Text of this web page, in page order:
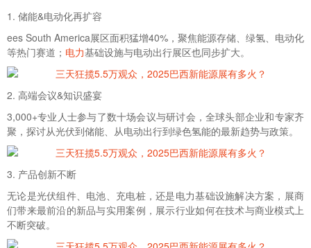
1. 储能&电动化再扩容
ees South America展区面积猛增40%，聚焦能源存储、绿氢、电动化
等热门赛道； 电力基础设施与电动出行展区也同步扩大。
2. 高端会议&知识盛宴
3,000+专业人士参与了数十场会议与研讨会，全球头部企业和专家齐
聚，探讨从光伏到储能、从电动出行到绿色氢能的最新趋势与政策。
3. 产品创新不断
无论是光伏组件、电池、充电桩，还是电力基础设施解决方案，展商
们带来最前沿的新品与实用案例，展示行业如何在技术与商业模式上
不断突破。